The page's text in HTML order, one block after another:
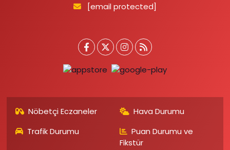
[email protected]
Nöbetçi Eczaneler
Hava Durumu
Trafik Durumu
Puan Durumu ve
Fikstür